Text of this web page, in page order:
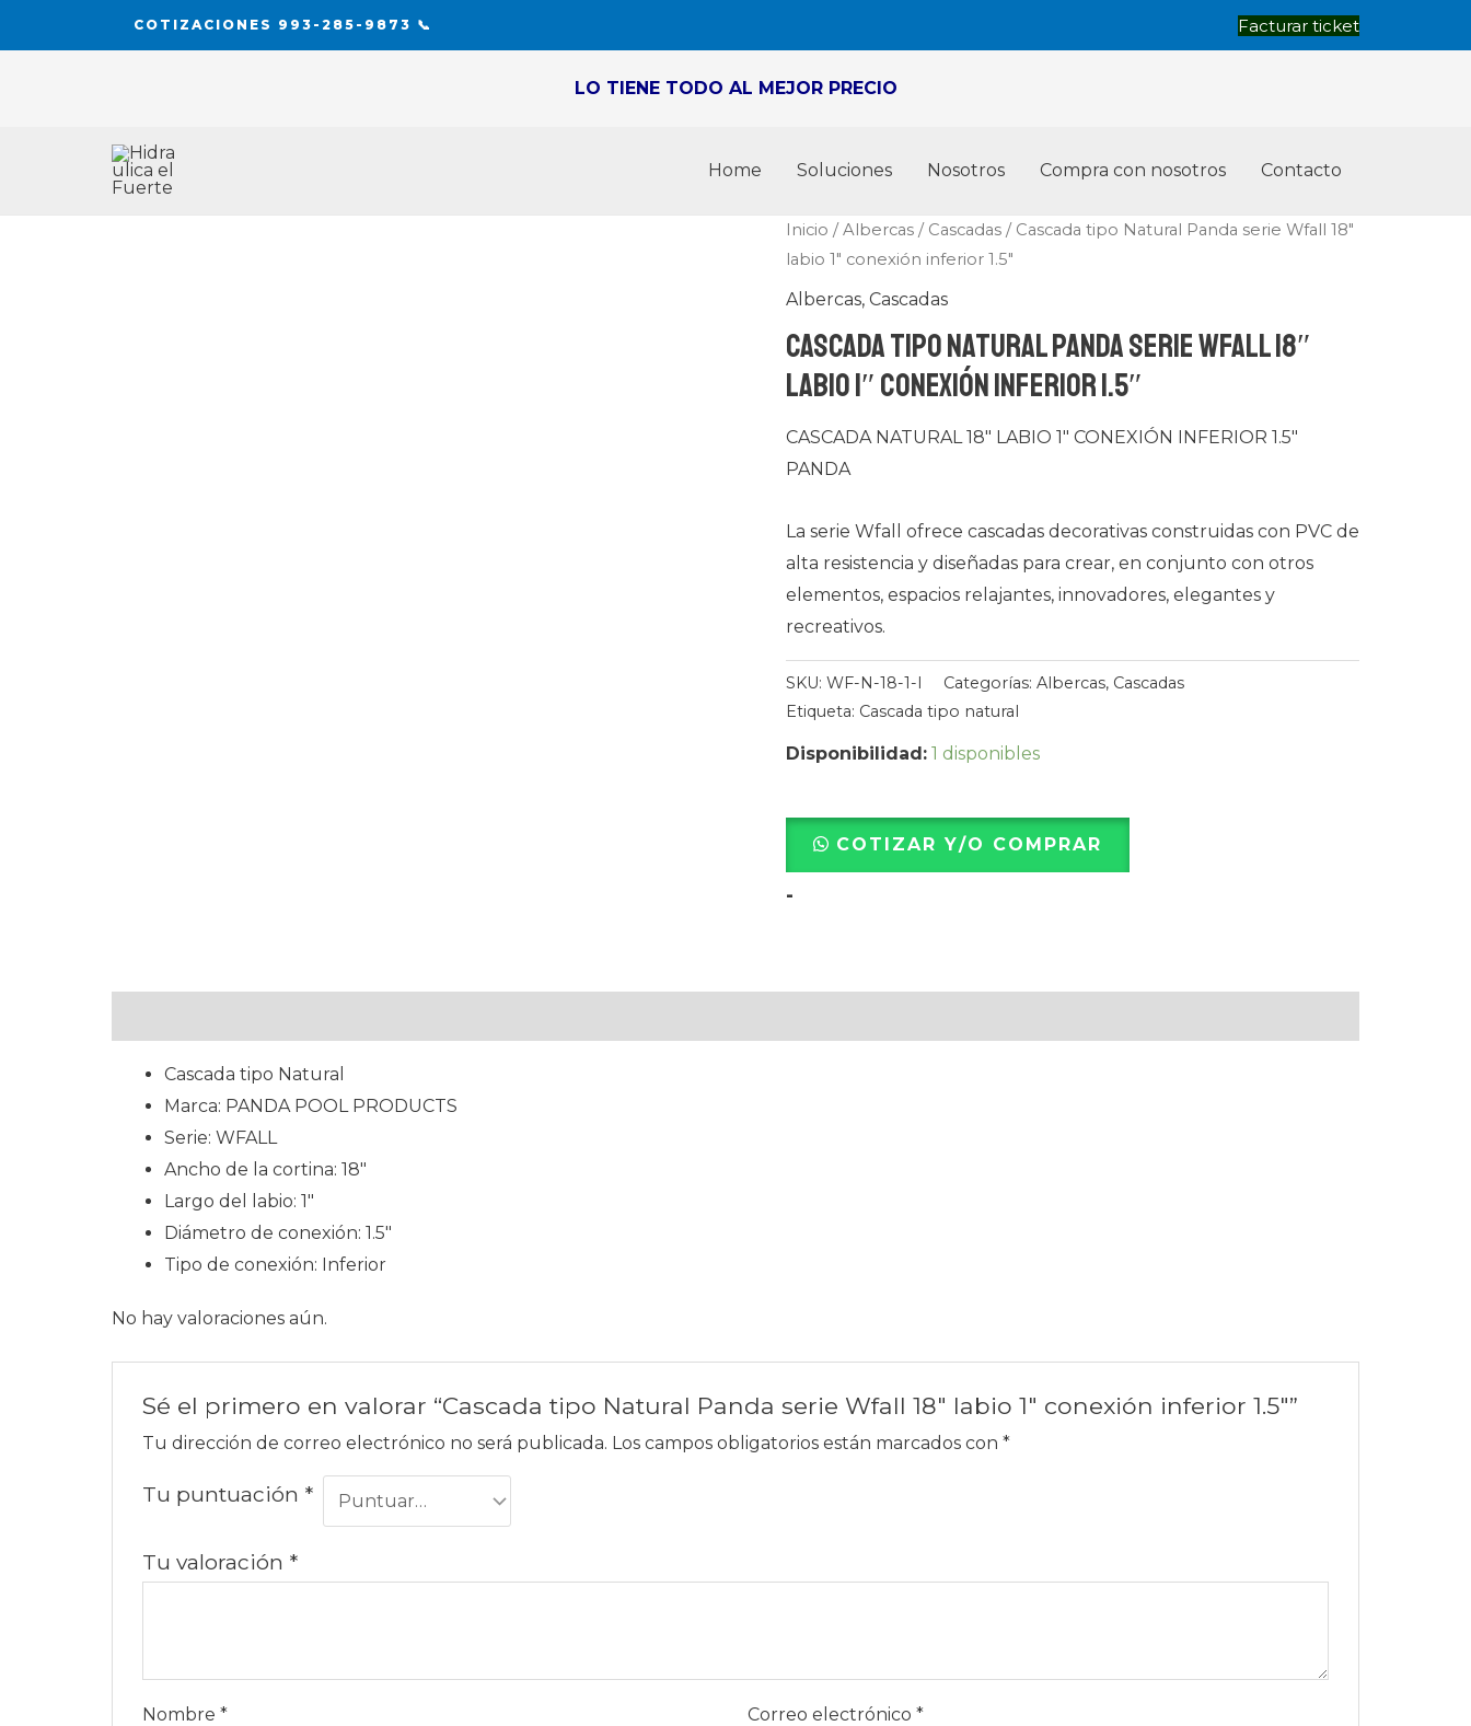
al
COTIZACIONES 993-285-9873 📞 Facturar ticket
LO TIENE TODO AL MEJOR PRECIO
Home Soluciones Nosotros Compra con nosotros Contacto
Inicio /Albercas/ Cascadas/ Cascada tipo Natural Panda serie Wfall 18″
labio 1″ conexión inferior 1.5″
Albercas, Cascadas
Cascada tipo Natural Panda serie Wfall 18″
labio 1″ conexión inferior 1.5″
CASCADA NATURAL 18″ LABIO 1″ CONEXIÓN INFERIOR 1.5″
PANDA
La serie Wfall ofrece cascadas decorativas construidas con PVC de
alta resistencia y diseñadas para crear, en conjunto con otros
elementos, espacios relajantes, innovadores, elegantes y
recreativos.
SKU: WF-N-18-1-I Categorías: Albercas, Cascadas
Etiqueta: Cascada tipo natural
Disponibilidad: 1 disponibles
Cascada
tipo
Natural
serie
Wfall
COTIZAR Y/O COMPRAR
-
Cascada tipo Natural
Marca: PANDA POOL PRODUCTS
Serie: WFALL
Ancho de la cortina: 18″
Largo del labio: 1″
Diámetro de conexión: 1.5″
Tipo de conexión: Inferior
No hay valoraciones aún.
Sé el primero en valorar “Cascada tipo Natural Panda serie Wfall 18″ labio 1″ conexión inferior 1.5″”
Tu dirección de correo electrónico no será publicada. Los campos obligatorios están marcados con *
Tu puntuación *
Tu valoración *
Nombre * Correo electrónico *
serie
1″
inferior